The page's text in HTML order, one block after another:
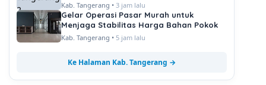
Kab. Tangerang • 3 jam lalu
Gelar Operasi Pasar Murah untuk
Menjaga Stabilitas Harga Bahan Pokok
Kab. Tangerang • 5 jam lalu
Ke Halaman Kab. Tangerang →